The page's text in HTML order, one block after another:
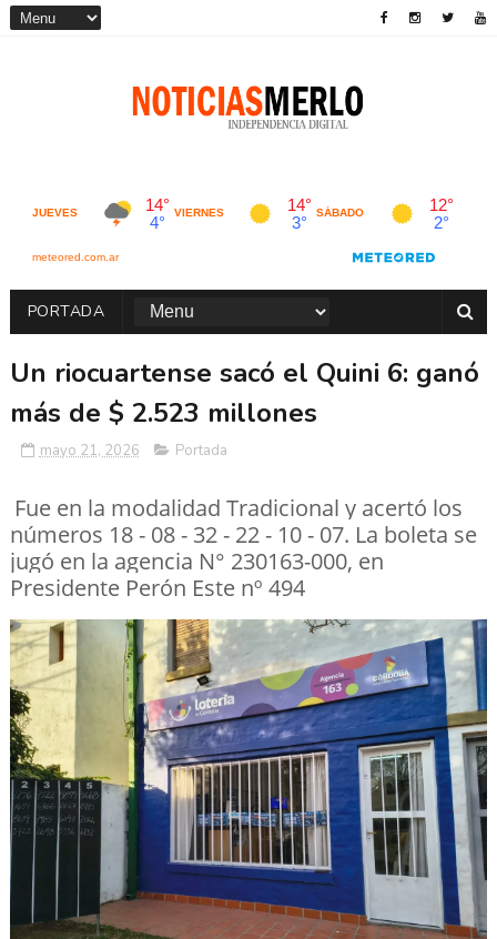
PORTADA
Un riocuartense sacó el Quini 6: ganó
más de $ 2.523 millones
mayo 21, 2026 Portada
Fue en la modalidad Tradicional y acertó los
números 18 - 08 - 32 - 22 - 10 - 07. La boleta se
jugó en la agencia N° 230163-000, en
Presidente Perón Este nº 494